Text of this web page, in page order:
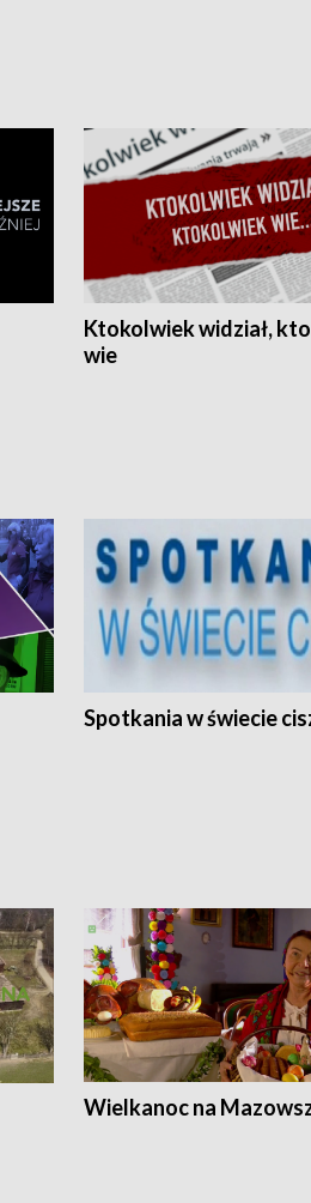
Ktokolwiek widział,
wie
Spotkania w świecie
Wielkanoc na